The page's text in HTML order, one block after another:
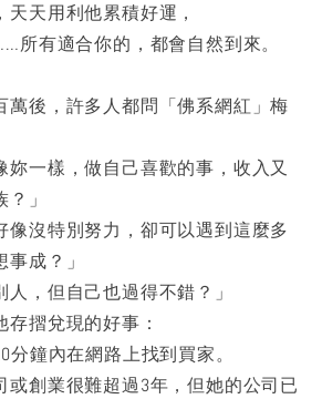
天用利他累積好運，
所有適合你的，都會自然到來。
萬後，許多人都問「佛系網紅」梅
妳一樣，做自己喜歡的事，收入又
」
像沒特別努力，卻可以遇到這麼多
成？」
人，但自己也過得不錯？」
摺兌現的好事：
鐘內在網路上找到買家。
創業很難超過3年，但她的公司已